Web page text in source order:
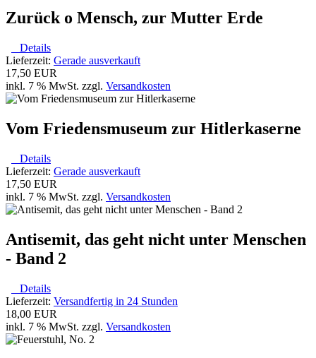
Zurück o Mensch, zur Mutter Erde
Details
Lieferzeit: Gerade ausverkauft
17,50 EUR
inkl. 7 % MwSt. zzgl. Versandkosten
Vom Friedensmuseum zur Hitlerkaserne
Details
Lieferzeit: Gerade ausverkauft
17,50 EUR
inkl. 7 % MwSt. zzgl. Versandkosten
Antisemit, das geht nicht unter Menschen
- Band 2
Details
Lieferzeit: Versandfertig in 24 Stunden
18,00 EUR
inkl. 7 % MwSt. zzgl. Versandkosten